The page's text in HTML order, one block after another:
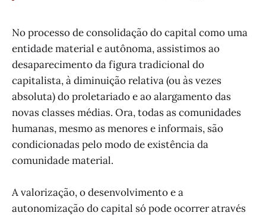
No processo de consolidação do capital como uma
entidade material e autônoma, assistimos ao
desaparecimento da figura tradicional do
capitalista, à diminuição relativa (ou às vezes
absoluta) do proletariado e ao alargamento das
novas classes médias. Ora, todas as comunidades
humanas, mesmo as menores e informais, são
condicionadas pelo modo de existência da
comunidade material.
A valorização, o desenvolvimento e a
autonomização do capital só pode ocorrer através